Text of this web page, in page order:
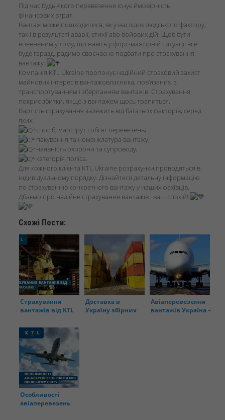
Під час будь-якого перевезення існує ймовірність
фінансових втрат.
Вантаж може пошкодитися, як у наслідок людського фактору,
так і в результаті аварії, стихії або бойових дій. Щоб бути
впевненим у тому, що навіть у форс-мажорній ситуації все
буде гаразд, радимо своєчасно подбати про страхування
вантажу.
Компанія KTL Ukraine пропонує надійний страховий захист
майнових інтересів вантажовласника, пов’язаних із
транспортуванням і зберіганням вантажів. Страхування
покриє збитки, якщо з вантажем щось трапиться.
Вартість страхування залежить від багатьох факторів, серед
яких:
спосіб, маршрут і обсяг перевезень;
пакування та номенклатура вантажу;
наявність охорони та супроводу;
категорія поліса.
Для кожного клієнта KTL Ukraine розрахунки проводяться в
індивідуальному порядку. Дізнайтеся детальну інформацію
по страхуванню конкретного вантажу у наших фахівців.
Дбаємо про надійне страхування вантажів і ваш спокій!
Схожі Пости:
Страхування
вантажів від KTL
Доставка в
Україну збірних
Авіаперевезення
вантажів Україна –
Особливості
авіаперевезень